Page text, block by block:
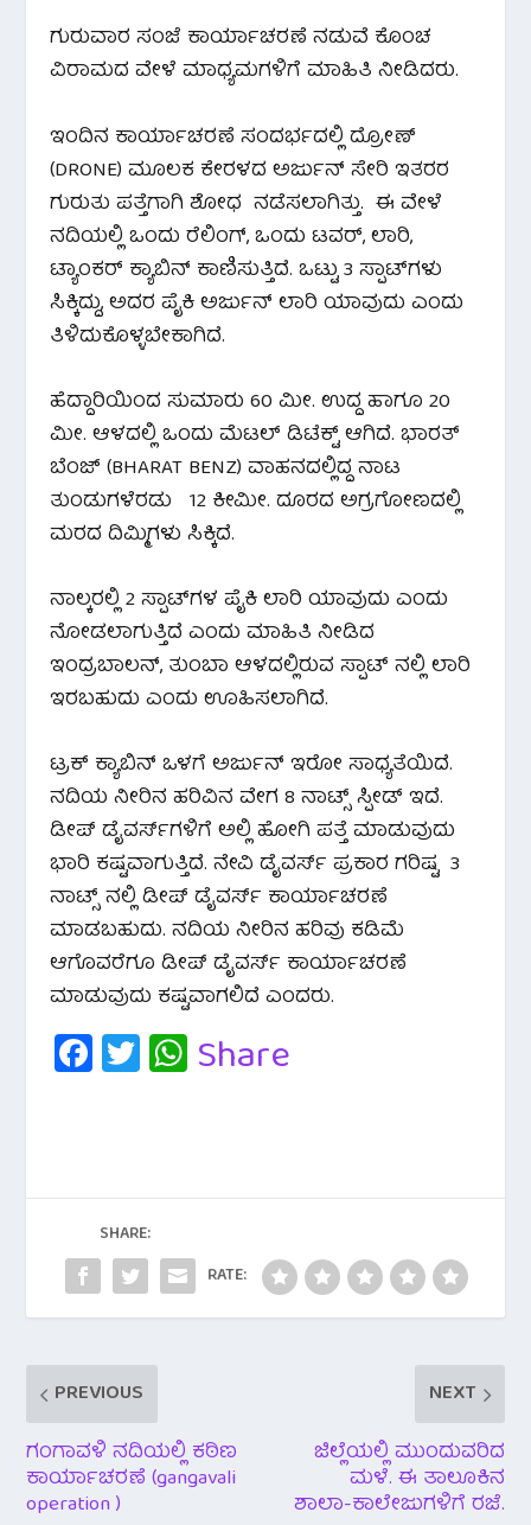
ಗುರುವಾರ ಸಂಜೆ ಕಾರ್ಯಾಚರಣೆ ನಡುವೆ ಕೊಂಚ
ವಿರಾಮದ ವೇಳೆ ಮಾಧ್ಯಮಗಳಿಗೆ ಮಾಹಿತಿ ನೀಡಿದರು.
ಇಂದಿನ ಕಾರ್ಯಾಚರಣೆ ಸಂದರ್ಭದಲ್ಲಿ ದ್ರೋಣ್
(DRONE) ಮೂಲಕ ಕೇರಳದ ಅರ್ಜುನ್ ಸೇರಿ ಇತರರ
ಗುರುತು ಪತ್ತೆಗಾಗಿ ಶೋಧ ನಡೆಸಲಾಗಿತ್ತು. ಈ ವೇಳೆ
ನದಿಯಲ್ಲಿ ಒಂದು ರೆಲಿಂಗ್, ಒಂದು ಟವರ್, ಲಾರಿ,
ಟ್ಯಾಂಕರ್ ಕ್ಯಾಬಿನ್ ಕಾಣಿಸುತ್ತಿದೆ. ಒಟ್ಟು 3 ಸ್ಪಾಟ್‌ಗಳು
ಸಿಕ್ಕಿದ್ದು, ಅದರ ಪೈಕಿ ಅರ್ಜುನ್ ಲಾರಿ ಯಾವುದು ಎಂದು
ತಿಳಿದುಕೊಳ್ಳಬೇಕಾಗಿದೆ.
ಹೆದ್ದಾರಿಯಿಂದ ಸುಮಾರು 60 ಮೀ. ಉದ್ದ ಹಾಗೂ 20
ಮೀ. ಆಳದಲ್ಲಿ ಒಂದು ಮೆಟಲ್ ಡಿಟೆಕ್ಟ್ ಆಗಿದೆ. ಭಾರತ್
ಬೆಂಜ್ (BHARAT BENZ) ವಾಹನದಲ್ಲಿದ್ದ ನಾಟ
ತುಂಡುಗಳೆರಡು 12 ಕೀಮೀ. ದೂರದ ಅಗ್ರಗೋಣದಲ್ಲಿ
ಮರದ ದಿಮ್ಮಿಗಳು ಸಿಕ್ಕಿದೆ.
ನಾಲ್ಕರಲ್ಲಿ 2 ಸ್ಪಾಟ್‌ಗಳ ಪೈಕಿ ಲಾರಿ ಯಾವುದು ಎಂದು
ನೋಡಲಾಗುತ್ತಿದೆ ಎಂದು ಮಾಹಿತಿ ನೀಡಿದ
ಇಂದ್ರಬಾಲನ್, ತುಂಬಾ‌ ಆಳದಲ್ಲಿರುವ ಸ್ಪಾಟ್ ನಲ್ಲಿ ಲಾರಿ
ಇರಬಹುದು ಎಂದು ಊಹಿಸಲಾಗಿದೆ.
ಟ್ರಕ್ ಕ್ಯಾಬಿನ್ ಒಳಗೆ ಅರ್ಜುನ್ ಇರೋ ಸಾಧ್ಯತೆಯಿದೆ.
ನದಿಯ ನೀರಿನ ಹರಿವಿನ ವೇಗ 8 ನಾಟ್ಸ್ ಸ್ಪೀಡ್ ಇದೆ.
ಡೀಪ್ ಡೈವರ್ಸ್‌ಗಳಿಗೆ ಅಲ್ಲಿ ಹೋಗಿ ಪತ್ತೆ ಮಾಡುವುದು
ಭಾರಿ ಕಷ್ಟವಾಗುತ್ತಿದೆ. ನೇವಿ ಡೈವರ್ಸ್ ಪ್ರಕಾರ ಗರಿಷ್ಟ 3
ನಾಟ್ಸ್ ನಲ್ಲಿ ಡೀಪ್ ಡೈವರ್ಸ್ ಕಾರ್ಯಾಚರಣೆ
ಮಾಡಬಹುದು. ನದಿಯ ನೀರಿನ ಹರಿವು ಕಡಿಮೆ
ಆಗೊವರೆಗೂ ಡೀಪ್ ಡೈವರ್ಸ್ ಕಾರ್ಯಾಚರಣೆ
ಮಾಡುವುದು ಕಷ್ಟವಾಗಲಿದೆ ಎಂದರು.
Fa
c
o
o
k
T
wi
W
A
p
p
Share
SHARE:
RATE:
PREVIOUS
ಗಂಗಾವಳಿ ನದಿಯಲ್ಲಿ ಕಠಿಣ
ಕಾರ್ಯಾಚರಣೆ (gangavali
operation )
NEXT
ಜಿಲ್ಲೆಯಲ್ಲಿ ಮುಂದುವರಿದ
ಮಳೆ. ಈ ತಾಲೂಕಿನ
ಶಾಲಾ-ಕಾಲೇಜುಗಳಿಗೆ ರಜೆ.